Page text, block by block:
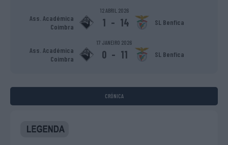
12 ABRIL 2026
Ass. Académica
Coimbra
1 - 14 SL Benfica
17 JANEIRO 2026
Ass. Académica
Coimbra
0 - 11 SL Benfica
CRÓNICA